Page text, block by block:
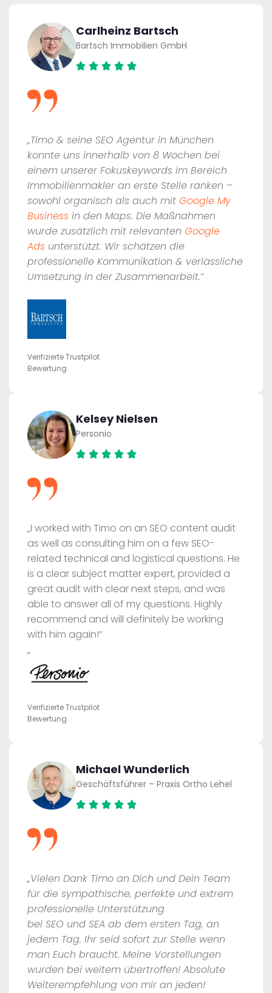
Carlheinz Bartsch
Bartsch Immobilien GmbH
„Timo & seine SEO Agentur in München
konnte uns innerhalb von 8 Wochen bei
einem unserer Fokuskeywords im Bereich
Immobilienmakler an erste Stelle ranken –
sowohl organisch als auch mit Google My
Business in den Maps. Die Maßnahmen
wurde zusätzlich mit relevanten Google
Ads unterstützt. Wir schätzen die
professionelle Kommunikation & verlässliche
Umsetzung in der Zusammenarbeit.“
Verifizierte Trustpilot
Bewertung
Kelsey Nielsen
Personio
„I worked with Timo on an SEO content audit
as well as consulting him on a few SEO-
related technical and logistical questions. He
is a clear subject matter expert, provided a
great audit with clear next steps, and was
able to answer all of my questions. Highly
recommend and will definitely be working
with him again!“
„
Verifizierte Trustpilot
Bewertung
Michael Wunderlich
Geschäftsführer – Praxis Ortho Lehel
„Vielen Dank Timo an Dich und Dein Team
für die sympathische, perfekte und extrem
professionelle Unterstützung
bei SEO und SEA ab dem ersten Tag, an
jedem Tag. Ihr seid sofort zur Stelle wenn
man Euch braucht. Meine Vorstellungen
wurden bei weitem übertroffen! Absolute
Weiterempfehlung von mir an jeden!